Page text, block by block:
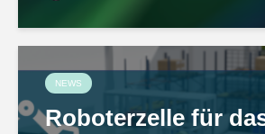
NEWS
Roboterzelle für